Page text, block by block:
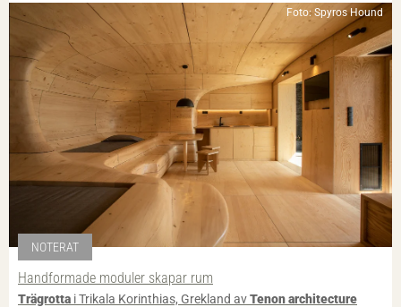
Foto: Spyros Hound
NOTERAT
Handformade moduler skapar rum
Trägrotta i Trikala Korinthias, Grekland avTenon architecture